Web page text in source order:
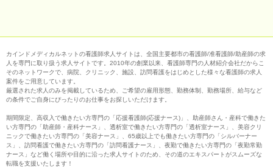
カインドメディカルネットの看護師求人サイトは、全国主要都市の看護師/准看護師/助産師の求
人を専門に取り扱う求人サイトです。2010年の創業以来、看護師専門の人材紹介会社だからこ
そのネットワークで、病院、クリニック、施設、訪問看護をはじめとした様々な看護師の求人
案件をご用意しています。
厳選された求人のみを掲載しているため、ご希望の雇用形態、勤務体制、勤務場所、給与など
の条件でご自身にぴったりのお仕事をお探しいただけます。
期間限定、高収入で働きたい方専門の「応援看護師(応援ナース)」、助産師さん・産科で働きた
い方専門の「助産師・産科ナース」、透析室で働きたい方専門の「透析室ナース」、美容クリ
ニックで働きたい方専門の「美容ナース」、65歳以上でも働きたい方専門の「シルバーナー
ス」、訪問看護で働きたい方専門の「訪問看護ナース」、夜勤で働きたい方専門の「夜勤常勤
ナース」など働く場所や目的に沿った求人サイトのため、その道のエキスパートがスムーズな
転職を支援いたします！